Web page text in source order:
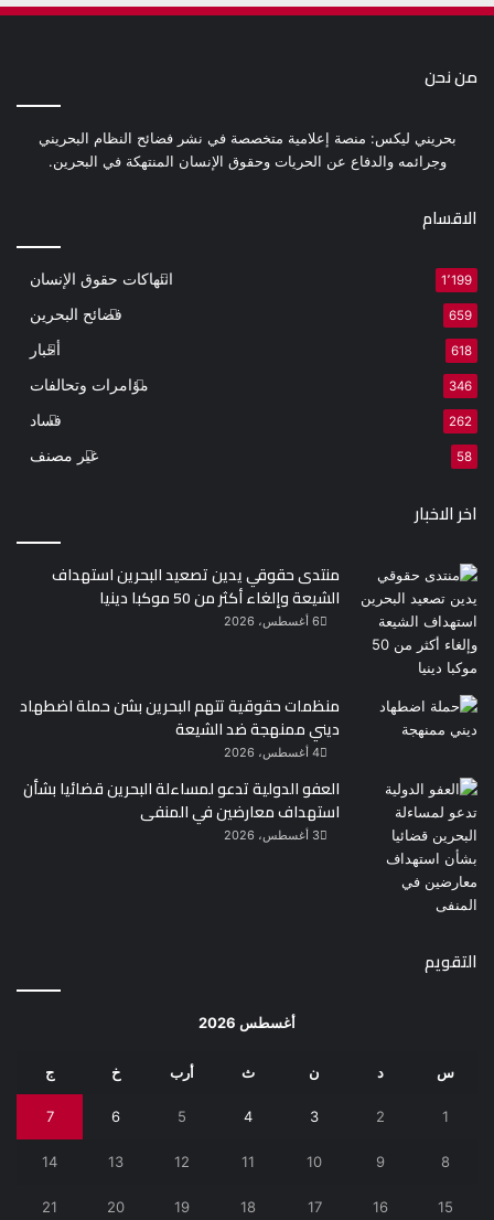
من نحن
بحريني ليكس: منصة إعلامية متخصصة في نشر فضائح النظام البحريني
وجرائمه والدفاع عن الحريات وحقوق الإنسان المنتهكة في البحرين.
الاقسام
انتهاكات حقوق الإنسان 1٬199
فضائح البحرين 659
أخبار 618
مؤامرات وتحالفات 346
فساد 262
غير مصنف 58
اخر الاخبار
منتدى حقوقي يدين تصعيد البحرين استهداف
الشيعة وإلغاء أكثر من 50 موكبا دينيا
6 أغسطس، 2026
منظمات حقوقية تتهم البحرين بشن حملة اضطهاد
ديني ممنهجة ضد الشيعة
4 أغسطس، 2026
العفو الدولية تدعو لمساءلة البحرين قضائيا بشأن
استهداف معارضين في المنفى
3 أغسطس، 2026
التقويم
أغسطس 2026
س د ن ث أرب خ ج
1
2
3
4
5
6
7
8
9
10
11
12
13
14
15
16
17
18
19
20
21